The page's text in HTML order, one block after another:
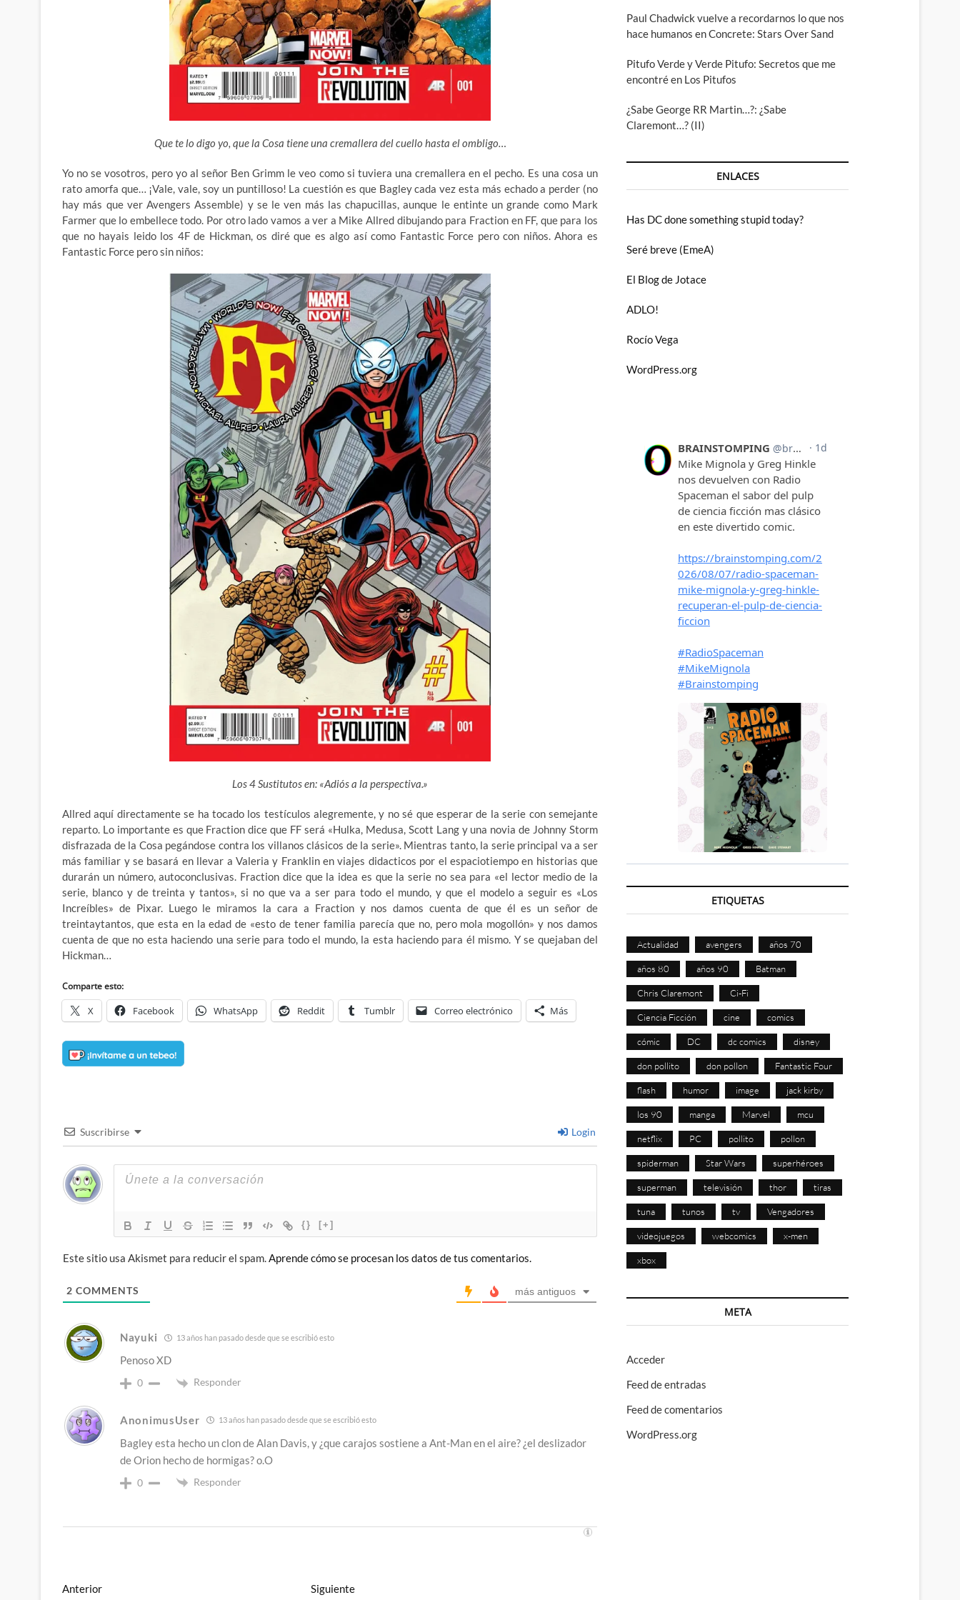
Que te lo digo yo, que la Cosa tiene una cremallera del cuello hasta el ombligo…
Yo no se vosotros, pero yo al señor Ben Grimm le veo como si tuviera una cremallera en el pecho. Es una cosa un
rato amorfa que… ¡Vale, vale, soy un puntilloso! La cuestión es que Bagley cada vez esta más echado a perder (no
hay más que ver Avengers Assemble) y se le ven más las chapucillas, aunque le entinte un grande como Mark
Farmer que lo embellece todo. Por otro lado vamos a ver a Mike Allred dibujando para Fraction en FF, que para los
que no hayais leido los 4F de Hickman, os diré que es algo así como Fantastic Force pero con niños. Ahora es
Fantastic Force pero sin niños:
Los 4 Sustitutos en: «Adiós a la perspectiva.»
Allred aquí directamente se ha tocado los testículos alegremente, y no sé que esperar de la serie con semejante
reparto. Lo importante es que Fraction dice que FF será «Hulka, Medusa, Scott Lang y una novia de Johnny Storm
disfrazada de la Cosa pegándose contra los villanos clásicos de la serie». Mientras tanto, la serie principal va a ser
más familiar y se basará en llevar a Valeria y Franklin en viajes didacticos por el espaciotiempo en historias que
durarán un número, autoconclusivas. Fraction dice que la idea es que la serie no sea para «el lector medio de la
serie, blanco y de treinta y tantos», si no que va a ser para todo el mundo, y que el modelo a seguir es «Los
Increíbles» de Pixar. Luego le miramos la cara a Fraction y nos damos cuenta de que él es un señor de
treintaytantos, que esta en la edad de «esto de tener familia parecía que no, pero mola mogollón» y nos damos
cuenta de que no esta haciendo una serie para todo el mundo, la esta haciendo para él mismo. Y se quejaban del
Hickman…
Comparte esto:
X Facebook WhatsApp Reddit Tumblr Correo electrónico Más
Suscribirse Login
{} [+]
Este sitio usa Akismet para reducir el spam.Aprende cómo se procesan los datos de tus comentarios.
2 COMMENTS más antiguos
Nayuki 13 años han pasado desde que se escribió esto
Penoso XD
0 Responder
AnonimusUser 13 años han pasado desde que se escribió esto
Bagley esta hecho un clon de Alan Davis, y ¿que carajos sostiene a Ant-Man en el aire? ¿el deslizador
de Orion hecho de hormigas? o.O
0 Responder
Navegación
AnteriorEntrada
SiguienteEntrada
Paul Chadwick vuelve a recordarnos lo que nos
hace humanos en Concrete: Stars Over Sand
Pitufo Verde y Verde Pitufo: Secretos que me
encontré en Los Pitufos
¿Sabe George RR Martin…?: ¿Sabe
Claremont…? (II)
ENLACES
Has DC done something stupid today?
Seré breve (EmeA)
El Blog de Jotace
ADLO!
Rocío Vega
WordPress.org
ETIQUETAS
Actualidad avengers años 70
años 80 años 90 Batman
Chris Claremont Ci-Fi
Ciencia Ficción cine comics
cómic DC dc comics disney
don pollito don pollon Fantastic Four
flash humor image jack kirby
los 90 manga Marvel mcu
netflix PC pollito pollon
spiderman Star Wars superhéroes
superman televisión thor tiras
tuna tunos tv Vengadores
videojuegos webcomics x-men
xbox
META
Acceder
Feed de entradas
Feed de comentarios
WordPress.org